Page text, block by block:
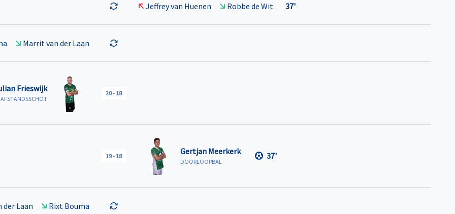
Jeffrey van Huenen Robbe de Wit 37'
Marrit van der Laan
Frieswijk
AFSTANDSSCHOT
20- 18
19- 18 Gertjan Meerkerk
DOORLOOPBAL
37'
der Laan Rixt Bouma